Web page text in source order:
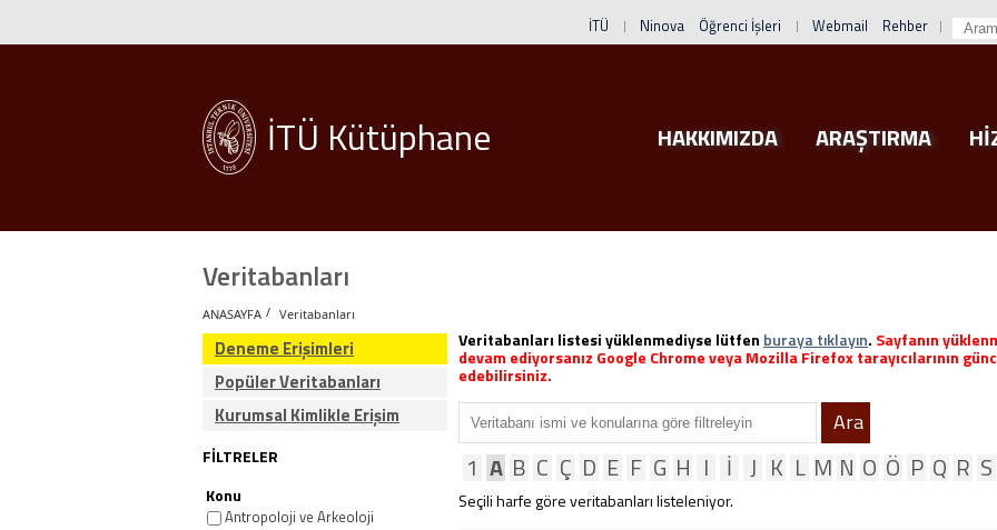
İTÜ Ninova Öğrenci İşleri Webmail Rehber
İTÜ Kütüphane HAKKIMIZDA ARAŞTIRMA
Veritabanları
ANASAYFA / Veritabanları
Deneme Erişimleri
Popüler Veritabanları
Kurumsal Kimlikle Erişim
FİLTRELER
Konu
Antropoloji ve Arkeoloji
Veritabanları listesi yüklenmediyse lütfen buraya tıklayın. Sayfanın
devam ediyorsanız Google Chrome veya Mozilla Firefox tarayıcılarının
edebilirsiniz.
Ara
1 A B C Ç D E F G H I İ J K L M N O Ö P Q R S
Seçili harfe göre veritabanları listeleniyor.